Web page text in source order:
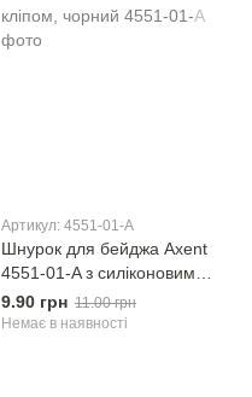
Артикул: 4551-01-A
Шнурок для бейджа Axent
4551-01-A з силіконовим
кліпом, чорний
9.90 грн 11.00 грн
Немає в наявності